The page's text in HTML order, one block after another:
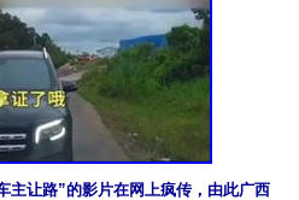
主让路”的影片在网上疯传，由此广西